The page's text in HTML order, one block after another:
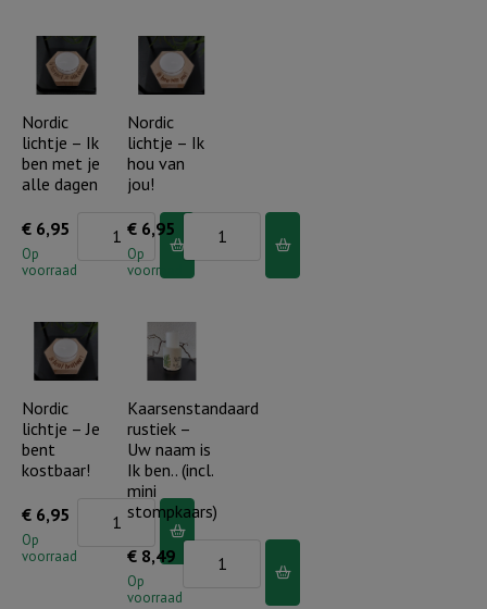
Heere
zegent...
aantal
knuffel
voor
aantal
Nordic
lichtje – Ik
ben met je
alle dagen
€ 6,95
Op
voorraad
ben
met
alle
dagen
Nordic
lichtje – Ik
hou van
jou!
€ 6,95
Op
voorraad
lichtje
-
hou
jou!
aantal
Nordic
lichtje – Je
bent
kostbaar!
€ 6,95
Op
voorraad
Nordic
Kaarsenstandaard
rustiek –
Uw naam is
Ik ben.. (incl.
mini
stompkaars)
€ 8,49
Op
voorraad
Kaarsenstandaard